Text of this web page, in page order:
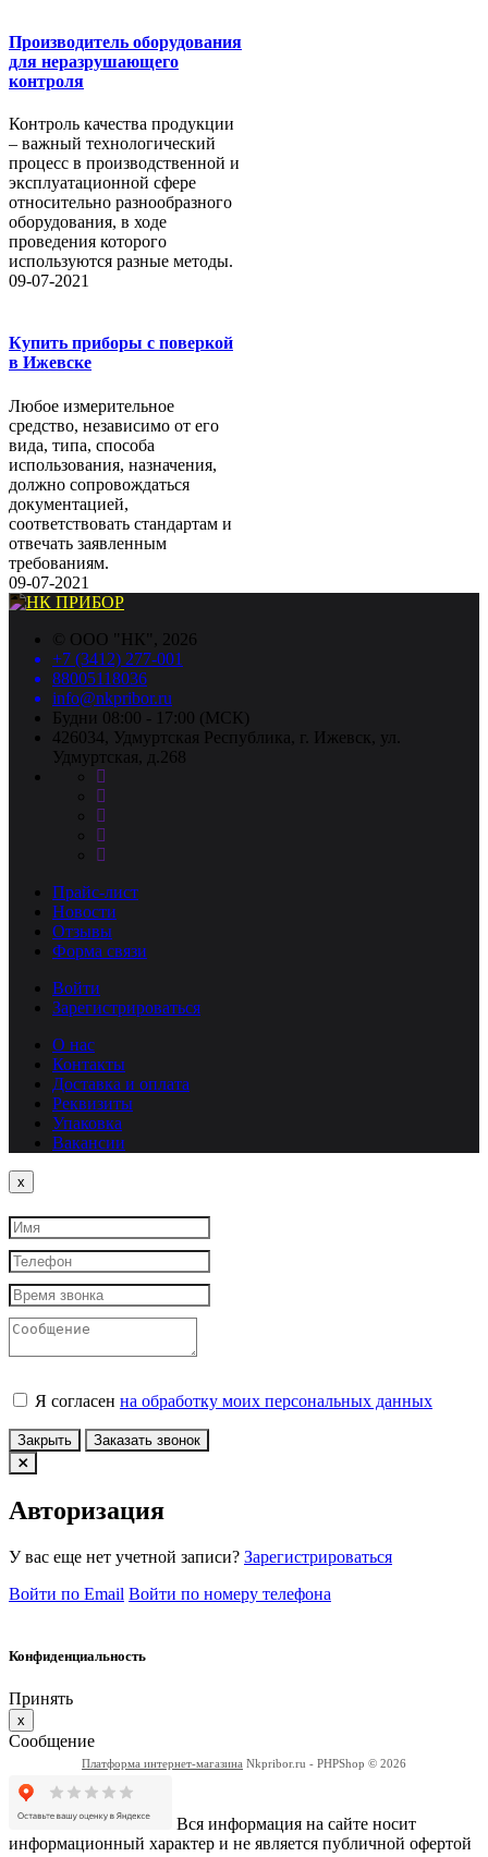
Производитель оборудования
для неразрушающего
контроля
Контроль качества продукции
– важный технологический
процесс в производственной и
эксплуатационной сфере
относительно разнообразного
оборудования, в ходе
проведения которого
используются разные методы.
09-07-2021
Купить приборы с поверкой
в Ижевске
Любое измерительное
средство, независимо от его
вида, типа, способа
использования, назначения,
должно сопровождаться
документацией,
соответствовать стандартам и
отвечать заявленным
требованиям.
09-07-2021
© ООО "НК", 2026
+7 (3412) 277-001
88005118036
info@nkpribor.ru
Будни 08:00 - 17:00 (МСК)
426034, Удмуртская Республика, г. Ижевск, ул.
Удмуртская, д.268
Прайс-лист
Новости
Отзывы
Форма связи
Войти
Зарегистрироваться
О нас
Контакты
Доставка и оплата
Реквизиты
Упаковка
Вакансии
x
Я согласен на обработку моих персональных данных
Закрыть Заказать звонок
Авторизация
У вас еще нет учетной записи? Зарегистрироваться
Войти по Email Войти по номеру телефона
Конфиденциальность
Принять
x
Сообщение
Платформа интернет-магазина Nkpribor.ru - PHPShop © 2026
Вся информация на сайте носит
информационный характер и не является публичной офертой